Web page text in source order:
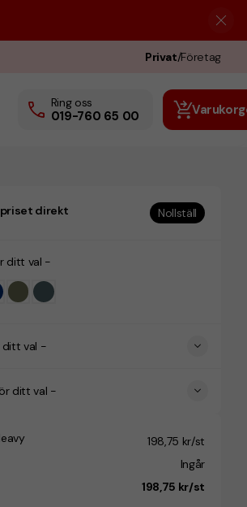
Privat/Företag
Ring oss
019-760 65 00
priset direkt Nollställ
ditt val -
ditt val -
ditt val -
198,75 kr/st
Ingår
198,75 kr/st